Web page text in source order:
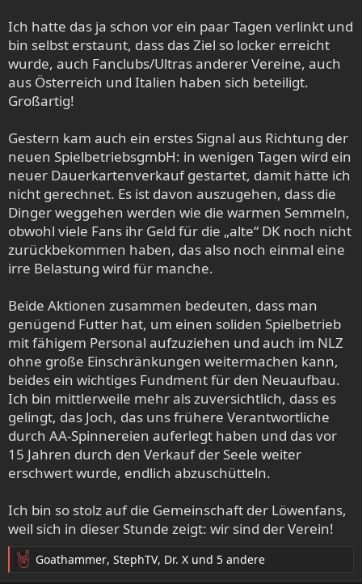
Ich hatte das ja schon vor ein paar Tagen verlinkt und
bin selbst erstaunt, dass das Ziel so locker erreicht
wurde, auch Fanclubs/Ultras anderer Vereine, auch
aus Österreich und Italien haben sich beteiligt.
Großartig!
Gestern kam auch ein erstes Signal aus Richtung der
neuen SpielbetriebsgmbH: in wenigen Tagen wird ein
neuer Dauerkartenverkauf gestartet, damit hätte ich
nicht gerechnet. Es ist davon auszugehen, dass die
Dinger weggehen werden wie die warmen Semmeln,
obwohl viele Fans ihr Geld für die „alte“ DK noch nicht
zurückbekommen haben, das also noch einmal eine
irre Belastung wird für manche.
Beide Aktionen zusammen bedeuten, dass man
genügend Futter hat, um einen soliden Spielbetrieb
mit fähigem Personal aufzuziehen und auch im NLZ
ohne große Einschränkungen weitermachen kann,
beides ein wichtiges Fundment für den Neuaufbau.
Ich bin mittlerweile mehr als zuversichtlich, dass es
gelingt, das Joch, das uns frühere Verantwortliche
durch AA-Spinnereien auferlegt haben und das vor
15 Jahren durch den Verkauf der Seele weiter
erschwert wurde, endlich abzuschütteln.
Ich bin so stolz auf die Gemeinschaft der Löwenfans,
weil sich in dieser Stunde zeigt: wir sind der Verein!
R
e
Goathammer, StephTV, Dr. X und 5 andere